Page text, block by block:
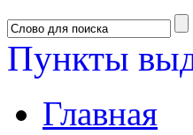
Пункты
Главная